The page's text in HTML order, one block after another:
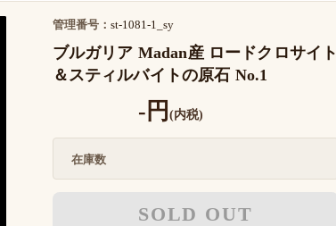
管理番号： st-1081-1_sy
ブルガリア Madan産 ロードクロサイト
＆スティルバイトの原石 No.1
-円 (内税)
在庫数
SOLD OUT